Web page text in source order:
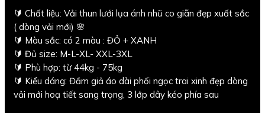
🔰 Chất liệu: Vải thun lưới lụa ánh nhũ co giãn đẹp xuất sắc
( dòng vải mới) 🌸
🔰 Màu sắc: có 2 màu : ĐỎ + XANH
🔰 Đủ size: M-L-XL- XXL-3XL
🔰 Phù hợp: từ 44kg - 75kg
🔰 Kiểu dáng: Đầm giả áo dài phối ngọc trai xinh đẹp dòng
vải mới hoạ tiết sang trọng, 3 lớp dây kéo phía sau